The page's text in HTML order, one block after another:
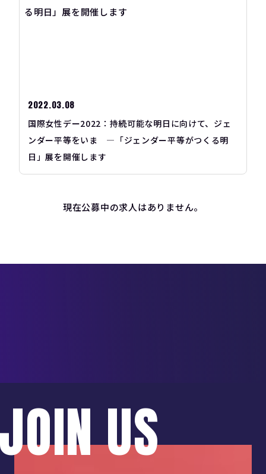
2022.03.08
国際女性デー2022：持続可能な明日に向けて、ジェ
ンダー平等をいま ―「ジェンダー平等がつくる明
日」展を開催します
現在公募中の求人はありません。
US